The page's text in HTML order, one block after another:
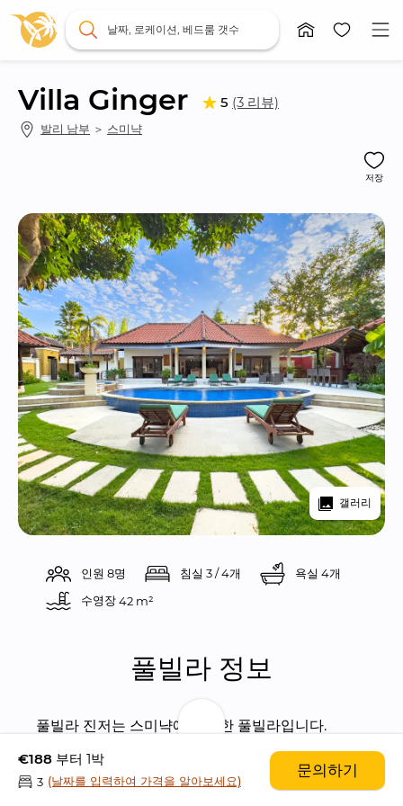
날짜, 로케이션, 베드룸 갯수
Villa Ginger 5 (3 리뷰)
발리 남부 ＞ 스미냑
저장
갤러리
인원 8명 침실 3 / 4개
욕실 4개
수영장 42 m²
풀빌라 정보
풀빌라 진저는 스미냑에 위치한 풀빌라입니다.
풀빌라에서 아주 가까운 거리에 스미냑의 유명 슈퍼
마켓인 빈땅 슈퍼마켓이 위치해 있습니다.
€188 부터 1박
3 (날짜를 입력하여 가격을 알아보세요)
문의하기